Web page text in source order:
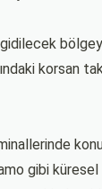
korsan
gibi küresel